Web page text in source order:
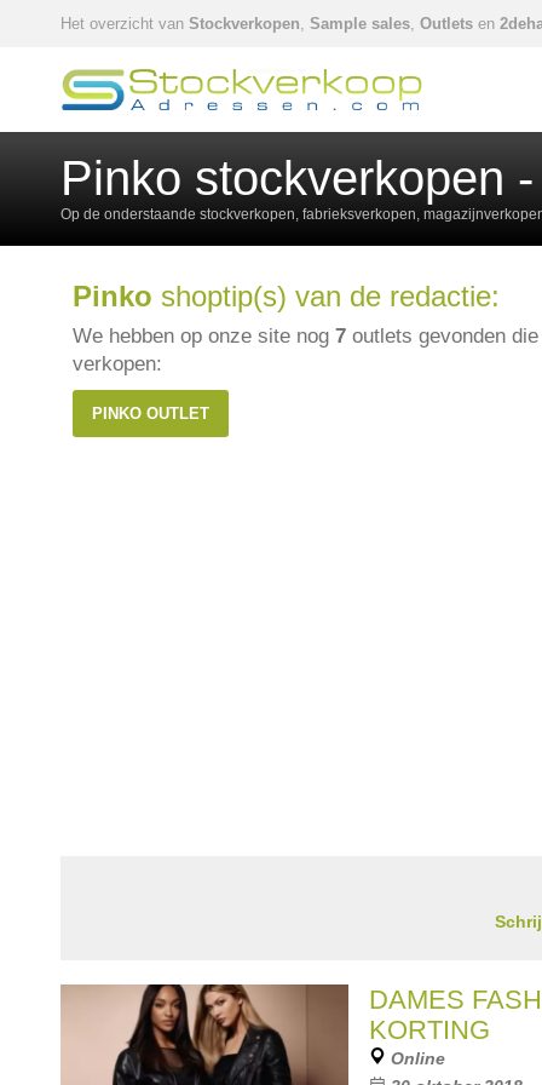
Het overzicht van Stockverkopen, Sample sales, Outlets en
Pinko stockverkopen
Op de onderstaande stockverkopen, fabrieksverkopen,
Pinko shoptip(s) van de redactie:
We hebben op onze site nog 7 outlets gevonden
verkopen:
PINKO OUTLET
DAMES
KORTING
Online